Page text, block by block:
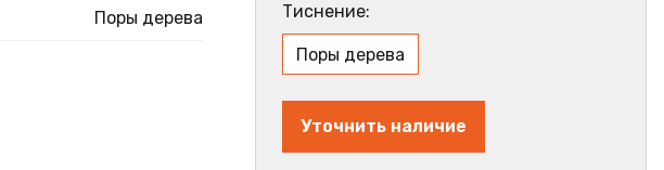
Поры дерева Тиснение:
Поры дерева
Уточнить наличие